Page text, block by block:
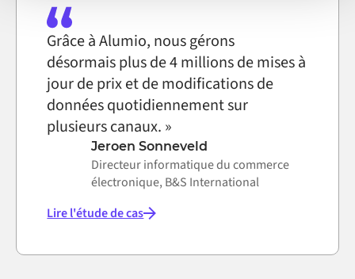
Grâce à Alumio, nous gérons
désormais plus de 4 millions de mises à
jour de prix et de modifications de
données quotidiennement sur
plusieurs canaux. »
Jeroen Sonneveld
Directeur informatique du commerce
électronique, B&S International
Lire l'étude de cas